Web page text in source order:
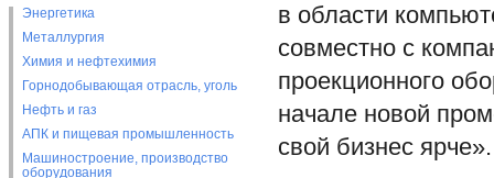
Энергетика
Металлургия
Химия и нефтехимия
Горнодобывающая отрасль, уголь
Нефть и газ
АПК и пищевая промышленность
Машиностроение, производство
оборудования
в области
совместно с
проекционного
начале новой
свой бизнес ярче».